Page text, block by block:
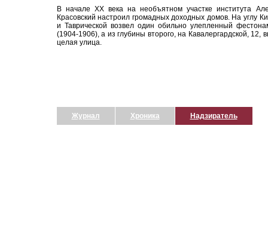
В начале XX века на необъятном участке института
Красовский настроил громадных доходных домов. На углу
и Таврической возвел один обильно улепленный
(1904-1906), а из глубины второго, на Кавалергардской, 12,
целая улица.
Журнал Хроника Надзиратель